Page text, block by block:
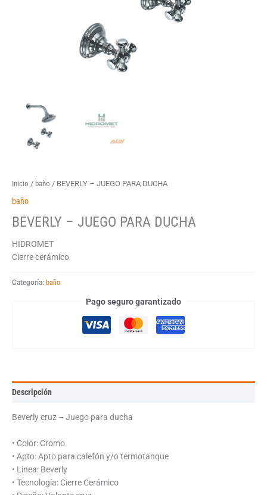
Inicio / baño / BEVERLY – JUEGO PARA DUCHA
baño
BEVERLY – JUEGO PARA DUCHA
HIDROMET
Cierre cerámico
Categoría: baño
Pago seguro garantizado
Descripción
Beverly cruz – Juego para ducha
• Color: Cromo
• Apto: Apto para calefón y/o termotanque
• Linea: Beverly
• Tecnología: Cierre Cerámico